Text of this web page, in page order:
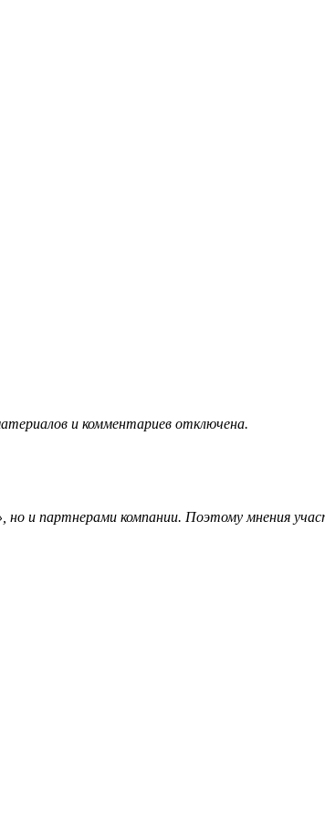
и комментариев отключена.
и партнерами компании. Поэтому мнения